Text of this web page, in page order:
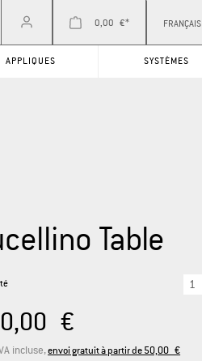
0,00 €* FRANÇAIS
APPLIQUES SYSTÈMES
Table
€
incluse,envoi gratuit à partir de 50,00 €